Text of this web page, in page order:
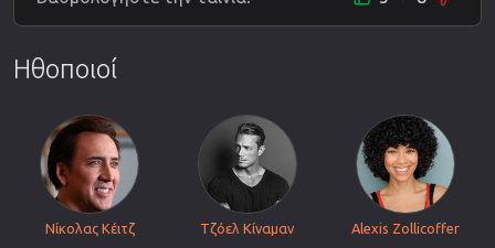
Ηθοποιοί
Νίκολας Κέιτζ Τζόελ Κίναμαν Alexis Zollicoffer